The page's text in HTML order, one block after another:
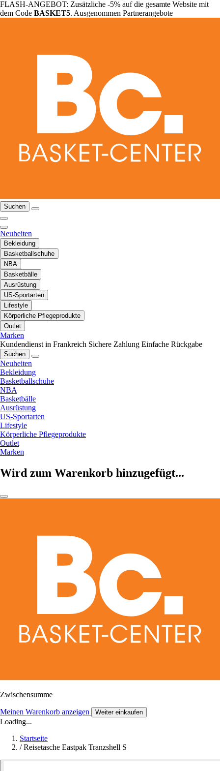
FLASH-ANGEBOT: Zusätzliche -5% auf die gesamte Website mit
dem Code BASKET5. Ausgenommen Partnerangebote
Suchen
Neuheiten
Bekleidung
Basketballschuhe
NBA
Basketbälle
Ausrüstung
US-Sportarten
Lifestyle
Körperliche Pflegeprodukte
Outlet
Marken
Kundendienst in Frankreich Sichere Zahlung Einfache Rückgabe
Suchen
Neuheiten
Bekleidung
Basketballschuhe
NBA
Basketbälle
Ausrüstung
US-Sportarten
Lifestyle
Körperliche Pflegeprodukte
Outlet
Marken
Wird zum Warenkorb hinzugefügt...
Zwischensumme
Meinen Warenkorb anzeigen Weiter einkaufen
Loading...
Startseite
/ Reisetasche Eastpak Tranzshell S